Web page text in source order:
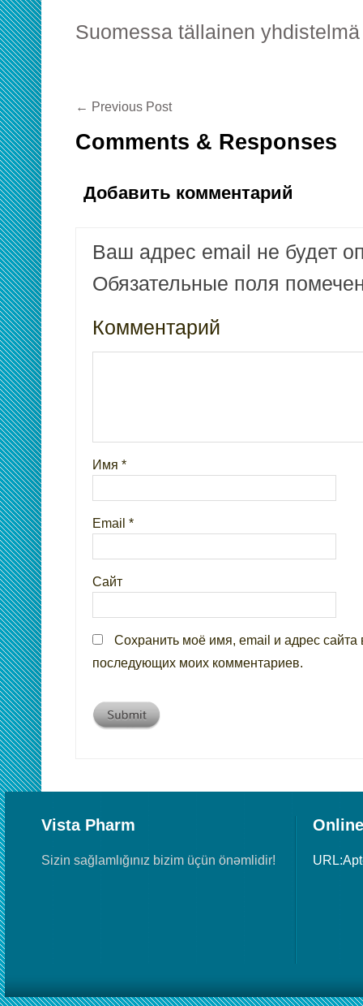
Suomessa tällainen
← Previous Post
Comments & Responses
Добавить комментарий
Ваш адрес email не будет
Обязательные поля
Комментарий
Имя *
Email *
Сайт
Сохранить моё имя, email и адрес сайта
последующих моих комментариев.
Vista Pharm
Sizin sağlamlığınız bizim üçün önəmlidir!